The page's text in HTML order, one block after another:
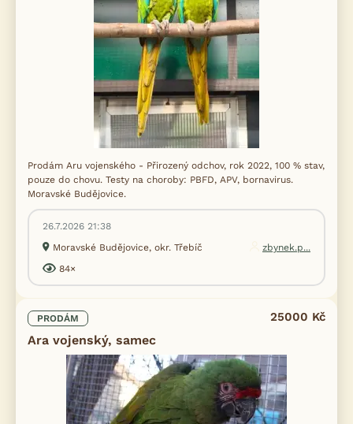
Prodám Aru vojenského - Přirozený odchov, rok 2022, 100 % stav,
pouze do chovu. Testy na choroby: PBFD, APV, bornavirus.
Moravské Budějovice.
26.7.2026 21:38
Moravské Budějovice, okr. Třebíč
zbynek.p...
84×
PRODÁM
Ara vojenský, samec
25000 Kč